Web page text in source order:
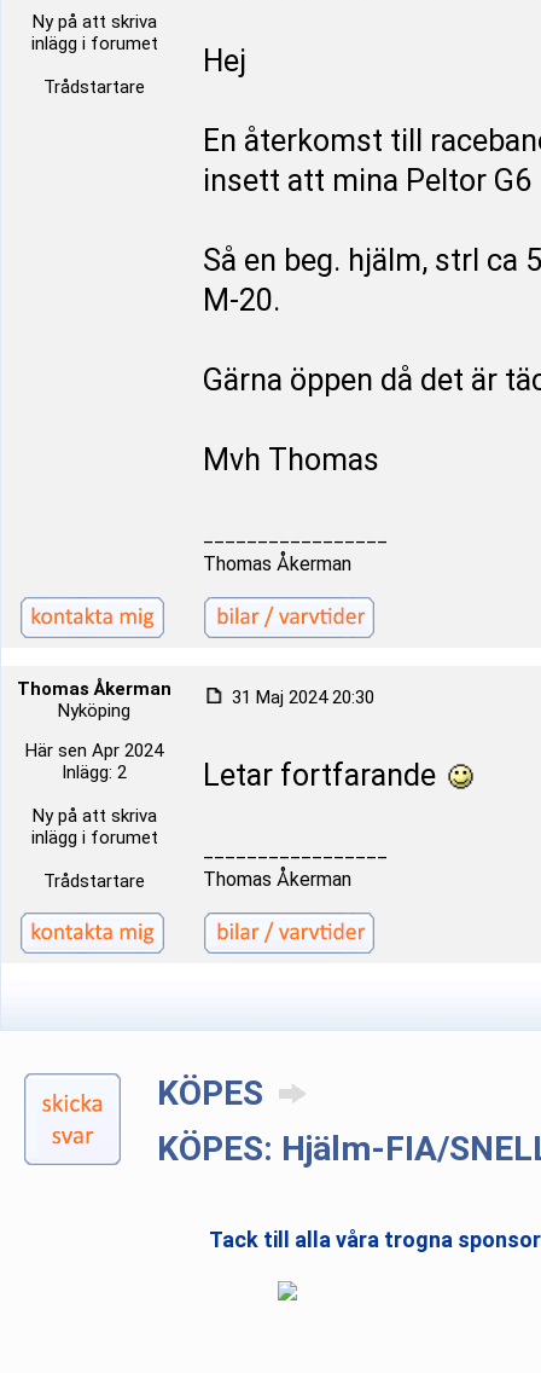
Ny på att skriva
inlägg i forumet
Trådstartare
Hej
En återkomst till
insett att mina Peltor
Så en beg. hjälm, strl ca
M-20.
Gärna öppen då det är
Mvh Thomas
Thomas Åkerman
Thomas Åkerman
Nyköping
Här sen Apr 2024
Inlägg: 2
Ny på att skriva
inlägg i forumet
Trådstartare
31 Maj 2024 20:30
Letar fortfarande
Thomas Åkerman
KÖPES
KÖPES: Hjälm-FIA/
Tack till alla våra trogna